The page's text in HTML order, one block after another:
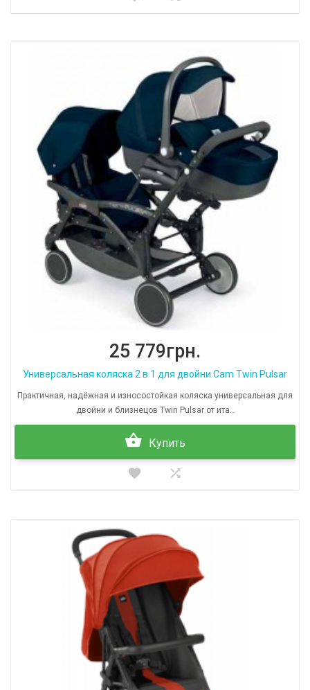
25 779грн.
Универсальная коляска 2 в 1 для двойни Cam Twin Pulsar
Практичная, надёжная и износостойкая коляска универсальная для
двойни и близнецов Twin Pulsar от ита..
Купить